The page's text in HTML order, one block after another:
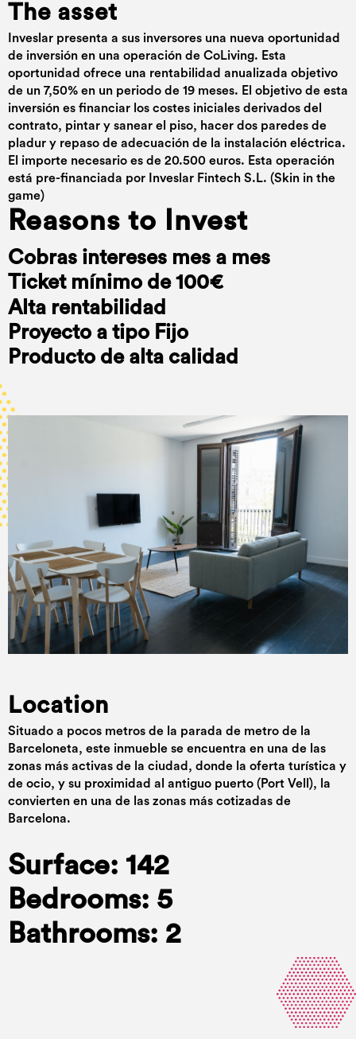
The asset
Inveslar presenta a sus inversores una nueva oportunidad
de inversión en una operación de CoLiving. Esta
oportunidad ofrece una rentabilidad anualizada objetivo
de un 7,50% en un periodo de 19 meses. El objetivo de esta
inversión es financiar los costes iniciales derivados del
contrato, pintar y sanear el piso, hacer dos paredes de
pladur y repaso de adecuación de la instalación eléctrica.
El importe necesario es de 20.500 euros. Esta operación
está pre-financiada por Inveslar Fintech S.L. (Skin in the
game)
Reasons to Invest
Cobras intereses mes a mes
Ticket mínimo de 100€
Alta rentabilidad
Proyecto a tipo Fijo
Producto de alta calidad
Location
Situado a pocos metros de la parada de metro de la
Barceloneta, este inmueble se encuentra en una de las
zonas más activas de la ciudad, donde la oferta turística y
de ocio, y su proximidad al antiguo puerto (Port Vell), la
convierten en una de las zonas más cotizadas de
Barcelona.
Surface: 142
Bedrooms: 5
Bathrooms: 2